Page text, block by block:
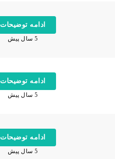
ادامه توضیحات
5 سال پیش
ادامه توضیحات
5 سال پیش
ادامه توضیحات
5 سال پیش